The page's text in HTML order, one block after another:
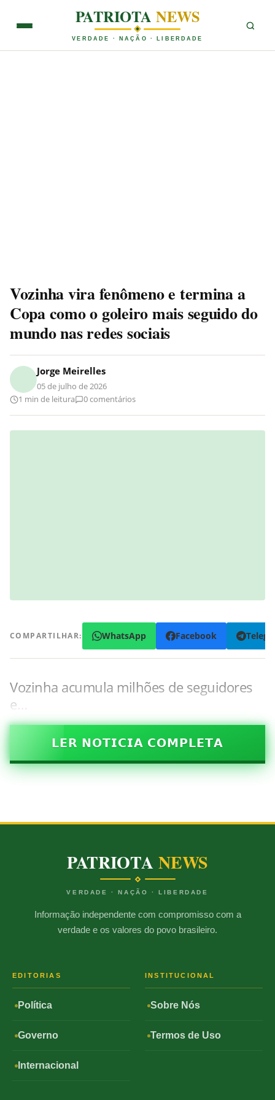
PATRIOTANEWS
VERDADE · NAÇÃO · LIBERDADE
Vozinha vira fenômeno e termina a
Copa como o goleiro mais seguido do
mundo nas redes sociais
Jorge Meirelles
05 de julho de 2026
1 min de leitura
0 comentários
COMPARTILHAR: WhatsApp Facebook
Vozinha acumula milhões de seguidores
e…
𝗟𝗘𝗥 𝗡𝗢𝗧𝗜𝗖𝗜𝗔 𝗖𝗢𝗠𝗣𝗟𝗘𝗧𝗔
PATRIOTANEWS
VERDADE · NAÇÃO · LIBERDADE
Informação independente com compromisso com a
verdade e os valores do povo brasileiro.
EDITORIAS
Política
Governo
Internacional
INSTITUCIONAL
Sobre Nós
Termos de Uso